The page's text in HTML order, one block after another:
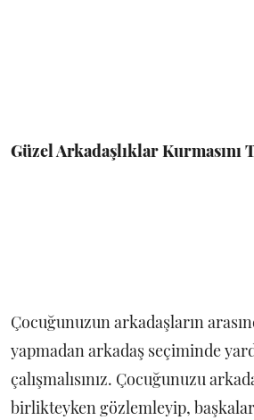
Güzel Arkadaşlıklar Kurmasını
Çocuğunuzun arkadaşların
yapmadan arkadaş seçiminde
çalışmalısınız. Çocuğunuzu
birlikteyken gözlemleyip,